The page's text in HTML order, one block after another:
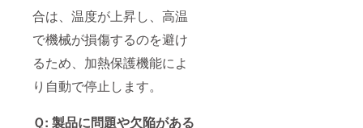
合は、温度が上昇し、高温
で機械が損傷するのを避け
るため、加熱保護機能によ
り自動で停止します。
Ｑ: 製品に問題や欠陥がある